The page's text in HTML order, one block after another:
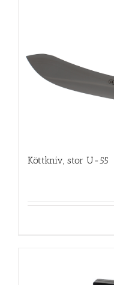
Köttkniv, stor U-55